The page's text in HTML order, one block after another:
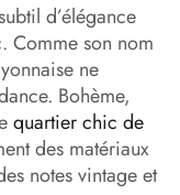
d’élégance
Comme son nom
ne
Bohème,
quartier chic de
des matériaux
notes vintage et